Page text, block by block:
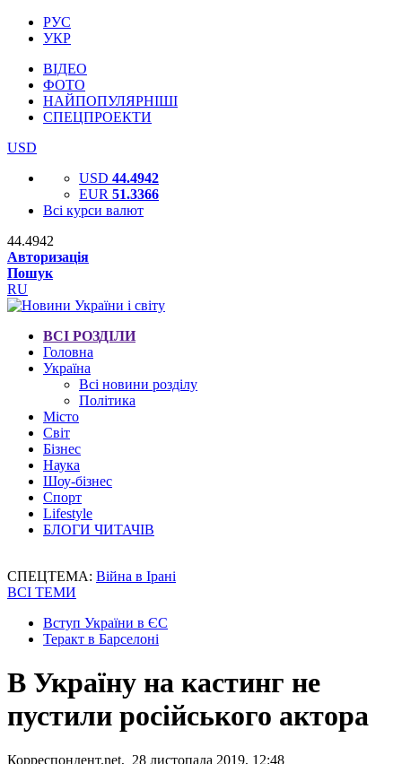
РУС
УКР
ВІДЕО
ФОТО
НАЙПОПУЛЯРНІШІ
СПЕЦПРОЕКТИ
USD
USD 44.4942
EUR 51.3366
Всі курси валют
44.4942
Авторизація
Пошук
RU
ВСІ РОЗДІЛИ
Головна
Україна
Всі новини розділу
Політика
Місто
Світ
Бізнес
Наука
Шоу-бізнес
Спорт
Lifestyle
БЛОГИ ЧИТАЧІВ
СПЕЦТЕМА: Війна в Ірані
ВСІ ТЕМИ
Вступ України в ЄС
Теракт в Барселоні
В Україну на кастинг не
пустили російського актора
Корреспондент.net, 28 листопада 2019, 12:48